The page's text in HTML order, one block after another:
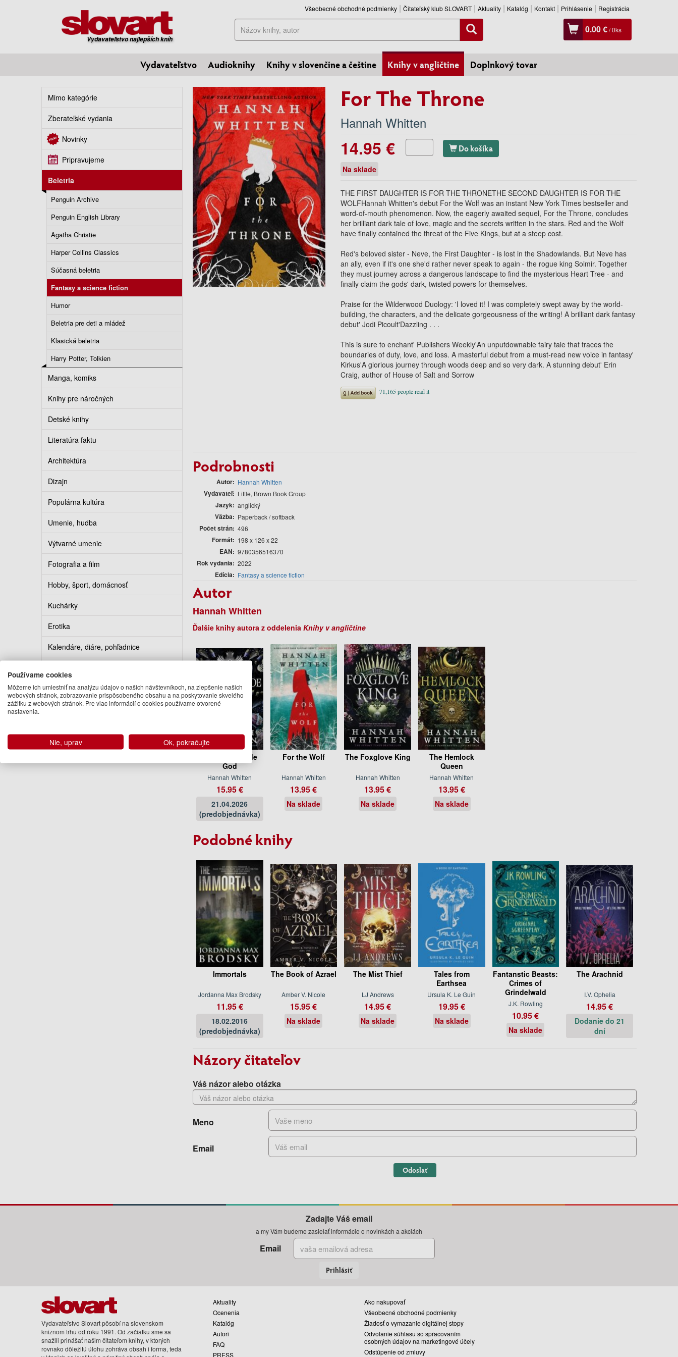
Vydavateľstvo najlepších kníh
Všeobecné obchodné podmienky Čitateľský klub SLOVART Aktuality Katalóg Kontakt Prihlásenie Registrácia
Hľadať 0.00 €/0ks
Vydavateľstvo Audioknihy Knihy v slovenčine a češtine Knihy v angličtine Doplnkový tovar
Mimo kategórie
Zberateľské vydania
Novinky
Pripravujeme
Beletria
Penguin Archive
Penguin English Library
Agatha Christie
Harper Collins Classics
Súčasná beletria
Fantasy a science fiction
Humor
Beletria pre deti a mládež
Klasická beletria
Harry Potter, Tolkien
Manga, komiks
Knihy pre náročných
Detské knihy
Literatúra faktu
Architektúra
Dizajn
Populárna kultúra
Umenie, hudba
Výtvarné umenie
Fotografia a film
Hobby, šport, domácnosť
Kuchárky
Erotika
Kalendáre, diáre, pohľadnice
For The Throne
Hannah Whitten
14.95 € Do košíka
Na sklade
THE FIRST DAUGHTER IS FOR THE THRONETHE SECOND DAUGHTER IS FOR THE
WOLFHannah Whitten's debut For the Wolf was an instant New York Times bestseller and
word-of-mouth phenomenon. Now, the eagerly awaited sequel, For the Throne, concludes
her brilliant dark tale of love, magic and the secrets written in the stars. Red and the Wolf
have finally contained the threat of the Five Kings, but at a steep cost.
Red's beloved sister - Neve, the First Daughter - is lost in the Shadowlands. But Neve has
an ally, even if it's one she'd rather never speak to again - the rogue king Solmir. Together
they must journey across a dangerous landscape to find the mysterious Heart Tree - and
finally claim the gods' dark, twisted powers for themselves.
Praise for the Wilderwood Duology: 'I loved it! I was completely swept away by the world-
building, the characters, and the delicate gorgeousness of the writing! A brilliant dark fantasy
debut' Jodi Picoult'Dazzling . . .
This is sure to enchant' Publishers Weekly'An unputdownable fairy tale that traces the
boundaries of duty, love, and loss. A masterful debut from a must-read new voice in fantasy'
Kirkus'A glorious journey through woods deep and so very dark. A stunning debut' Erin
Craig, author of House of Salt and Sorrow
Podrobnosti
Autor Hannah Whitten
Vydavateľ Little, Brown Book Group
Jazyk anglický
Väzba Paperback / softback
Počet strán 496
Formát 198 x 126 x 22
EAN 9780356516370
Rok vydania 2022
Edícia Fantasy a science fiction
Autor
Hannah Whitten
Ďalšie knihy autora z oddelenia Knihy v angličtine
The Nightshade
God
Hannah Whitten
15.95 €
21.04.2026
(predobjednávka)
For the Wolf
Hannah Whitten
13.95 €
Na sklade
The Foxglove King
Hannah Whitten
13.95 €
Na sklade
The Hemlock
Queen
Hannah Whitten
13.95 €
Na sklade
Podobné knihy
Immortals
Jordanna Max Brodsky
11.95 €
18.02.2016
(predobjednávka)
The Book of Azrael
Amber V. Nicole
15.95 €
Na sklade
The Mist Thief
LJ Andrews
14.95 €
Na sklade
Tales from
Earthsea
Ursula K. Le Guin
19.95 €
Na sklade
Fantanstic Beasts:
Crimes of
Grindelwald
J.K. Rowling
10.95 €
Na sklade
The Arachnid
I.V. Ophelia
14.95 €
Dodanie do 21
dní
Názory čitateľov
Váš názor alebo otázka
Meno
Email
Odoslať
Zadajte Váš email
a my Vám budeme zasielať informácie o novinkách a akciách
Email
Prihlásiť
Vydavateľstvo Slovart pôsobí na slovenskom
knižnom trhu od roku 1991. Od začiatku sme sa
snažili prinášať našim čitateľom knihy, v ktorých
rovnako dôležitú úlohu zohráva obsah i forma, teda
Aktuality
Ocenenia
Katalóg
Autori
FAQ
PRESS
Ako nakupovať
Všeobecné obchodné podmienky
Žiadosť o vymazanie digitálnej stopy
Odvolanie súhlasu so spracovaním
osobných údajov na marketingové účely
Odstúpenie od zmluvy
Používame cookies
Môžeme ich umiestniť na analýzu údajov o našich návštevníkoch, na zlepšenie našich
webových stránok, zobrazovanie prispôsobeného obsahu a na poskytovanie skvelého
zážitku z webových stránok. Pre viac informácií o cookies používame otvorené
nastavenia.
Nie, uprav Ok, pokračujte